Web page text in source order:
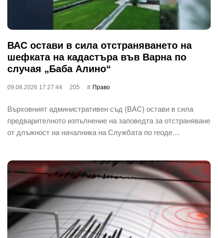
ВАС остави в сила отстраняването на
шефката на кадастъра във Варна по
случая „Баба Алино“
09.08.2026 17:27:44 205 Право
Върховният административен съд (ВАС) остави в сила
предварителното изпълнение на заповедта за отстраняване
от длъжност на началника на Службата по геоде…